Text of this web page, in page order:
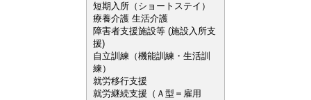
短期入所（ショートステイ）
療養介護 生活介護
障害者支援施設等 (施設入所支
援)
自立訓練（機能訓練・生活訓
練）
就労移行支援
就労継続支援（Ａ型＝雇用